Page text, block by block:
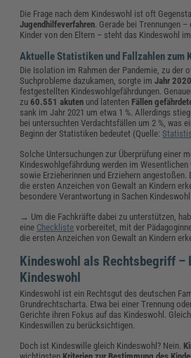
Die Frage nach dem Kindeswohl ist oft
Jugendhilfeverfahren. Gerade bei Trennungen
Kinder von den Eltern – steht das Kindeswohl
Aktuelle Statistiken und Fallzahlen zum
Die Isolation im Rahmen der Pandemie, zu der
Suchprobleme dazukamen, sorgte imJahr 2020
festgestellten Kindeswohlgefährdungen.
zu60.551 akuten und latenten Fällen
sank im Jahr 2021 um etwa 1 %. Allerdings
bei untersuchten Verdachtsfällen um 2 %, was
Beginn der Statistiken bedeutet (Quelle:
Solche Untersuchungen zur Überprüfung einer
Kindeswohlgefährdung werden im
sowie Erzieherinnen und Erziehern
die ersten Anzeichen von Gewalt an Kindern
besondere Verantwortung in Sachen
→ Um die Fachkräfte dabei zu unterstützen,
eine Checkliste vorbereitet, mit der
die ersten Anzeichen von Gewalt an Kindern
Kindeswohl als Rechtsbegriff –
Kindeswohl
Kindeswohl ist ein Rechtsgut des deutschen
Grundrechtscharta. Etwa bei einer Trennung
Gerichte ihren Fokus auf das Kindeswohl.
Kindeswillen zu berücksichtigen.
Doch ist Kindeswille gleich Kindeswohl? Nein.